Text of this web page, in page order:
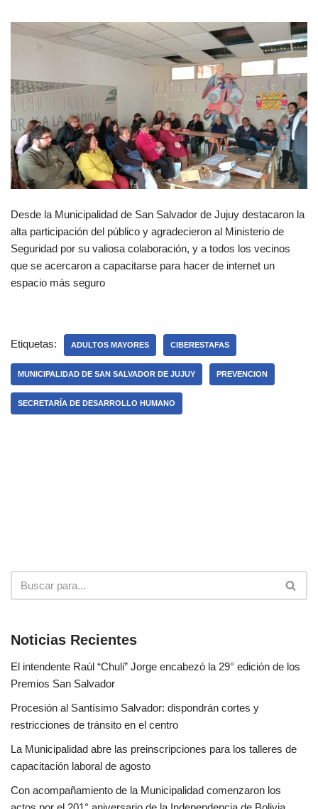
Desde la Municipalidad de San Salvador de Jujuy destacaron la
alta participación del público y agradecieron al Ministerio de
Seguridad por su valiosa colaboración, y a todos los vecinos
que se acercaron a capacitarse para hacer de internet un
espacio más seguro
Etiquetas: ADULTOS MAYORES CIBERESTAFAS
MUNICIPALIDAD DE SAN SALVADOR DE JUJUY PREVENCION
SECRETARÍA DE DESARROLLO HUMANO
Noticias Recientes
El intendente Raúl “Chuli” Jorge encabezó la 29° edición de los
Premios San Salvador
Procesión al Santísimo Salvador: dispondrán cortes y
restricciones de tránsito en el centro
La Municipalidad abre las preinscripciones para los talleres de
capacitación laboral de agosto
Con acompañamiento de la Municipalidad comenzaron los